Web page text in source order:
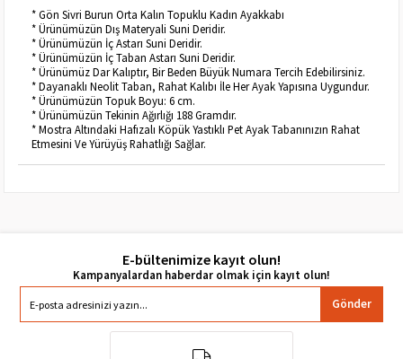
* Gön Sivri Burun Orta Kalın Topuklu Kadın Ayakkabı
* Ürünümüzün Dış Materyali Suni Deridir.
* Ürünümüzün İç Astarı Suni Deridir.
* Ürünümüzün İç Taban Astarı Suni Deridir.
* Ürünümüz Dar Kalıptır, Bir Beden Büyük Numara Tercih Edebilirsiniz.
* Dayanaklı Neolit Taban, Rahat Kalıbı İle Her Ayak Yapısına Uygundur.
* Ürünümüzün Topuk Boyu: 6 cm.
* Ürünümüzün Tekinin Ağırlığı 188 Gramdır.
* Mostra Altındaki Hafızalı Köpük Yastıklı Pet Ayak Tabanınızın Rahat
Etmesini Ve Yürüyüş Rahatlığı Sağlar.
E-bültenimize kayıt olun!
Gönder